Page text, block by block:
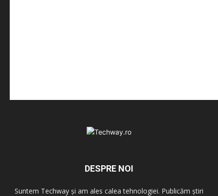
DESPRE NOI
Suntem Techway și am ales calea tehnologiei. Publicăm știri